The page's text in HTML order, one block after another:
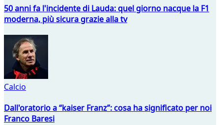
50 anni fa l'incidente di Lauda: quel giorno nacque la F1
moderna, più sicura grazie alla tv
Calcio
Dall'oratorio a “kaiser Franz”: cosa ha significato per noi
Franco Baresi